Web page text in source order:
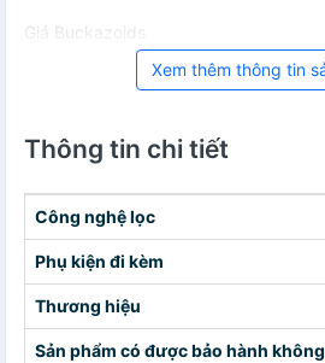
Giá Buckazoids
Xem thêm thông tin
Thông tin chi tiết
Công nghệ lọc
Phụ kiện đi kèm
Thương hiệu
Sản phẩm có được bảo hành